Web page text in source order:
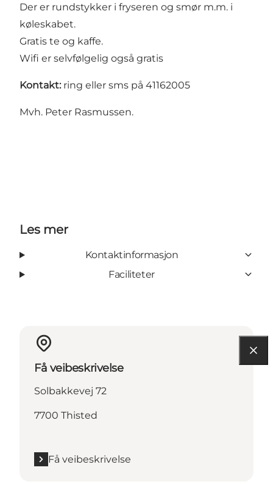
Der er rundstykker i fryseren og smør m.m. i
køleskabet.
Gratis te og kaffe.
Wifi er selvfølgelig også gratis
Kontakt: ring eller sms på 41162005
Mvh. Peter Rasmussen.
Les mer
Kontaktinformasjon
Faciliteter
Få veibeskrivelse
Solbakkevej 72
7700 Thisted
Få veibeskrivelse